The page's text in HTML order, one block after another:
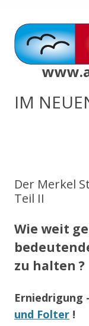
IM
Der Merkel
Teil II
Wie weit
zu halten ?
Erniedrigung
und Folter !